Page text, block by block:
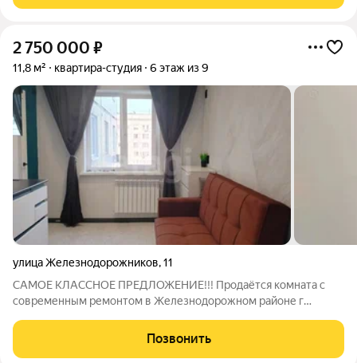
2 750 000 ₽
11,8 м² квартира-студия 6 этаж из 9
улица Железнодорожников,11
САМОЕ КЛАССНОЕ ПРЕДЛОЖЕНИЕ!!! Продаётся комната с
современным ремонтом в Железнодорожном районе г
натяжной потолок, пластиковые
Позвонить